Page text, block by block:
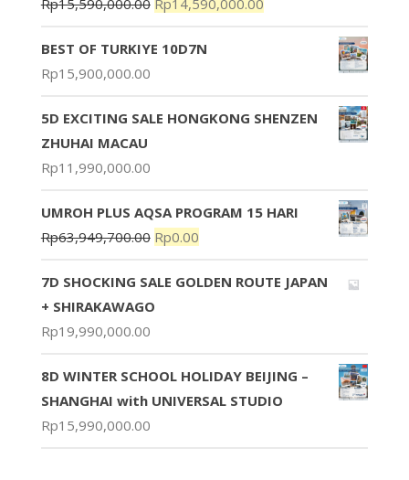
Rp15,590,000.00 Rp14,590,000.00
BEST OF TURKIYE 10D7N
Rp15,900,000.00
5D EXCITING SALE HONGKONG SHENZEN
ZHUHAI MACAU
Rp11,990,000.00
UMROH PLUS AQSA PROGRAM 15 HARI
Rp63,949,700.00 Rp0.00
7D SHOCKING SALE GOLDEN ROUTE JAPAN
+ SHIRAKAWAGO
Rp19,990,000.00
8D WINTER SCHOOL HOLIDAY BEIJING –
SHANGHAI with UNIVERSAL STUDIO
Rp15,990,000.00